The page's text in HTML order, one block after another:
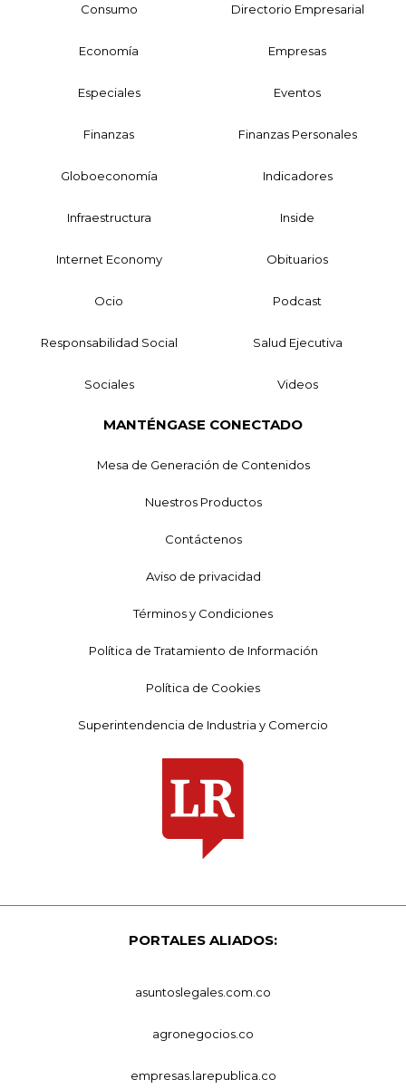
Consumo Directorio Empresarial
Economía Empresas
Especiales Eventos
Finanzas Finanzas Personales
Globoeconomía Indicadores
Infraestructura Inside
Internet Economy Obituarios
Ocio Podcast
Responsabilidad Social Salud Ejecutiva
Sociales Videos
MANTÉNGASE CONECTADO
Mesa de Generación de Contenidos
Nuestros Productos
Contáctenos
Aviso de privacidad
Términos y Condiciones
Política de Tratamiento de Información
Política de Cookies
Superintendencia de Industria y Comercio
PORTALES ALIADOS:
asuntoslegales.com.co
agronegocios.co
empresas.larepublica.co